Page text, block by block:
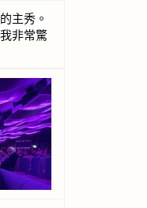
主秀。
非常驚